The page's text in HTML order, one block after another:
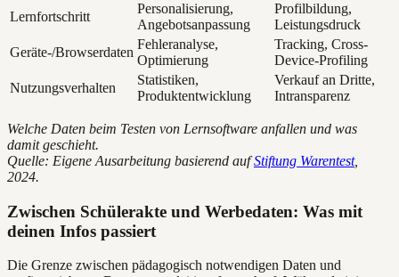
Lernfortschritt
Personalisierung,
Angebotsanpassung
Profilbildung,
Leistungsdruck
Geräte-/Browserdaten
Fehleranalyse,
Optimierung
Tracking, Cross-
Device-Profiling
Nutzungsverhalten
Statistiken,
Produktentwicklung
Verkauf an Dritte,
Intransparenz
Welche Daten beim Testen von Lernsoftware anfallen und was
damit geschieht.
Quelle: Eigene Ausarbeitung basierend aufStiftung Warentest,
2024.
Zwischen Schülerakte und Werbedaten: Was mit
deinen Infos passiert
Die Grenze zwischen pädagogisch notwendigen Daten und